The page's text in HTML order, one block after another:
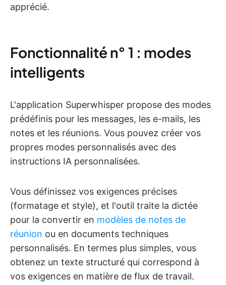
apprécié.
Fonctionnalité n° 1 : modes
intelligents
L'application Superwhisper propose des modes
prédéfinis pour les messages, les e-mails, les
notes et les réunions. Vous pouvez créer vos
propres modes personnalisés avec des
instructions IA personnalisées.
Vous définissez vos exigences précises
(formatage et style), et l'outil traite la dictée
pour la convertir en modèles de notes de
réunion ou en documents techniques
personnalisés. En termes plus simples, vous
obtenez un texte structuré qui correspond à
vos exigences en matière de flux de travail.